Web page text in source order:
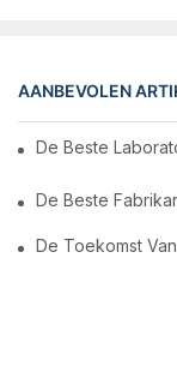
AANBEVOLEN
De Beste
De Beste
De Toekomst